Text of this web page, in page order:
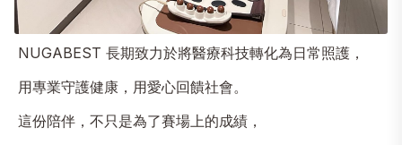
NUGABEST 長期致力於將醫療科技轉化為日常照護，
用專業守護健康，用愛心回饋社會。
這份陪伴，不只是為了賽場上的成績，